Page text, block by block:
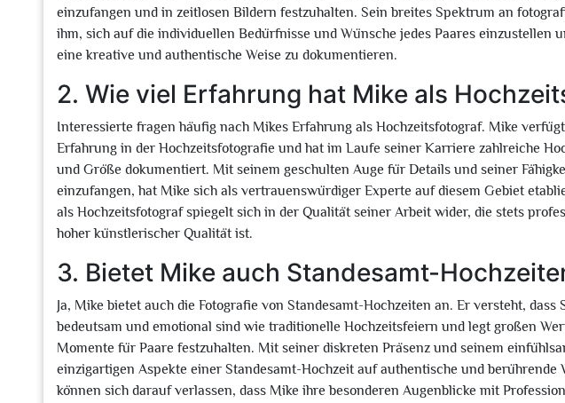
einzufangen und in zeitlosen Bildern festzuhalten. Sein breites Spektrum an
ihm, sich auf die individuellen Bedürfnisse und Wünsche jedes Paares einzustellen
eine kreative und authentische Weise zu dokumentieren.
2. Wie viel Erfahrung hat Mike als
Interessierte fragen häufig nach Mikes Erfahrung als Hochzeitsfotograf. Mike
Erfahrung in der Hochzeitsfotografie und hat im Laufe seiner Karriere zahlreiche
und Größe dokumentiert. Mit seinem geschulten Auge für Details und seiner
einzufangen, hat Mike sich als vertrauenswürdiger Experte auf diesem Gebiet
als Hochzeitsfotograf spiegelt sich in der Qualität seiner Arbeit wider, die stets
hoher künstlerischer Qualität ist.
3. Bietet Mike auch Standesamt-
Ja, Mike bietet auch die Fotografie von Standesamt-Hochzeiten an. Er versteht, dass
bedeutsam und emotional sind wie traditionelle Hochzeitsfeiern und legt großen
Momente für Paare festzuhalten. Mit seiner diskreten Präsenz und seinem
einzigartigen Aspekte einer Standesamt-Hochzeit auf authentische und berührende
können sich darauf verlassen, dass Mike ihre besonderen Augenblicke mit